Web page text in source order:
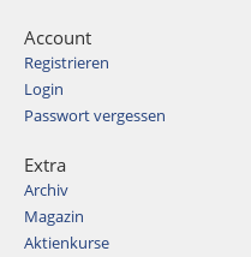
Account
Registrieren
Login
Passwort vergessen
Extra
Archiv
Magazin
Aktienkurse